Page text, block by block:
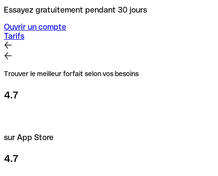
Essayez gratuitement pendant 30 jours
Ouvrir un compte
Tarifs
Trouver le meilleur forfait selon vos besoins
4.7
sur App Store
4.7